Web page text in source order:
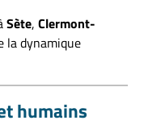
Sète, Clermont-
la dynamique
humains